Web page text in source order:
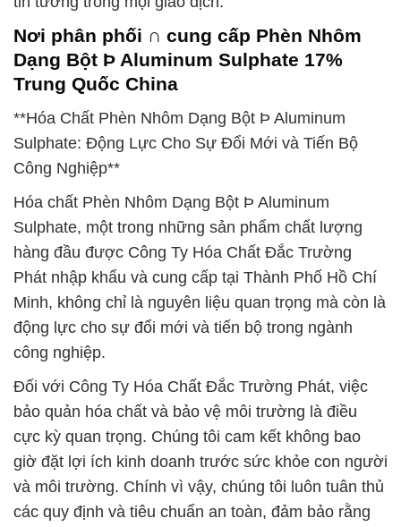
Nơi phân phối ∩ cung cấp Phèn Nhôm
Dạng Bột Þ Aluminum Sulphate 17%
Trung Quốc China
**Hóa Chất Phèn Nhôm Dạng Bột Þ Aluminum
Sulphate: Động Lực Cho Sự Đổi Mới và Tiến Bộ
Công Nghiệp**
Hóa chất Phèn Nhôm Dạng Bột Þ Aluminum
Sulphate, một trong những sản phẩm chất lượng
hàng đầu được Công Ty Hóa Chất Đắc Trường
Phát nhập khẩu và cung cấp tại Thành Phố Hồ Chí
Minh, không chỉ là nguyên liệu quan trọng mà còn là
động lực cho sự đổi mới và tiến bộ trong ngành
công nghiệp.
Đối với Công Ty Hóa Chất Đắc Trường Phát, việc
bảo quản hóa chất và bảo vệ môi trường là điều
cực kỳ quan trọng. Chúng tôi cam kết không bao
giờ đặt lợi ích kinh doanh trước sức khỏe con người
và môi trường. Chính vì vậy, chúng tôi luôn tuân thủ
các quy định và tiêu chuẩn an toàn, đảm bảo rằng